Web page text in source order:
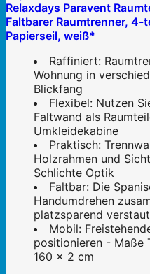
Relaxdays Paravent
Faltbarer Raumtrenner,
Papierseil, weiß*
Raffiniert:
Wohnung in
Blickfang
Flexibel: Nutzen
Faltwand als
Umkleidekabine
Praktisch:
Holzrahmen und
Schlichte Optik
Faltbar: Die
Handumdrehen
platzsparend
Mobil:
positionieren - Maße
160 x 2 cm